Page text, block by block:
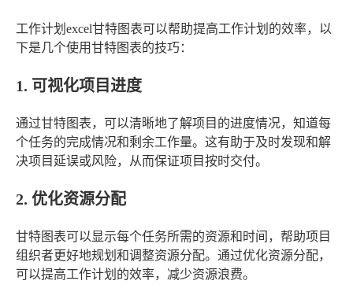
工作计划excel甘特图表可以帮助提高工作计划的效率，以
下是几个使用甘特图表的技巧：
1. 可视化项目进度
通过甘特图表，可以清晰地了解项目的进度情况，知道每
个任务的完成情况和剩余工作量。这有助于及时发现和解
决项目延误或风险，从而保证项目按时交付。
2. 优化资源分配
甘特图表可以显示每个任务所需的资源和时间，帮助项目
组织者更好地规划和调整资源分配。通过优化资源分配，
可以提高工作计划的效率，减少资源浪费。